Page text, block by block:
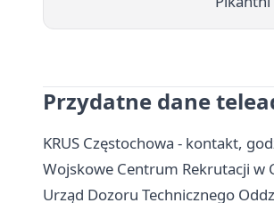
Przydatne dane
KRUS Częstochowa - kontakt,
Wojskowe Centrum Rekrutacji w
Urząd Dozoru Technicznego